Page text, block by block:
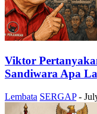
Viktor
Sandiwara Apa
Lembata SERGAP -